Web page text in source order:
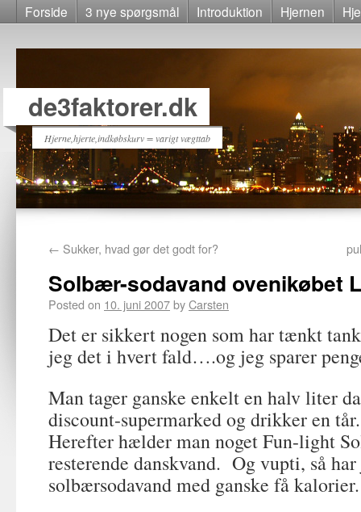
Forside 3 nye spørgsmål Introduktion Hjernen
de3faktorer.dk
Hjerne,hjerte,indkøbskurv = varigt vægttab
← Sukker, hvad gør det godt for?
Solbær-sodavand ovenikøbet
Posted on 10. juni 2007byCarsten
Det er sikkert nogen som har tænkt
jeg det i hvert fald….og jeg sparer
Man tager ganske enkelt en halv liter
discount-supermarked og drikker en tår.
Herefter hælder man noget Fun-light
resterende danskvand. Og vupti, så
solbærsodavand med ganske få kalorier.